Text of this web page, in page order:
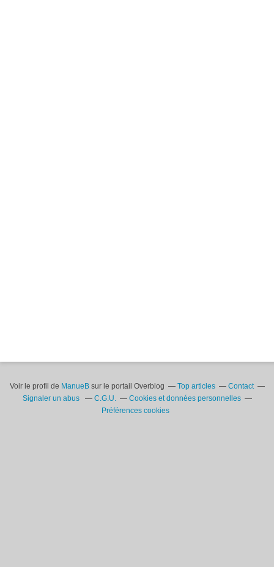
Voir le profil de ManueBsur le portail Overblog Top articles
Contact
Signaler un abus
C.G.U.
Cookies et données personnelles
Préférences cookies